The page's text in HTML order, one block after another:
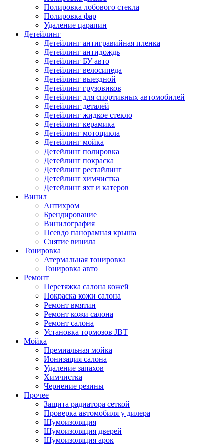
Полировка лобового стекла
Полировка фар
Удаление царапин
Детейлинг
Детейлинг антигравийная пленка
Детейлинг антидождь
Детейлинг БУ авто
Детейлинг велосипеда
Детейлинг выездной
Детейлинг грузовиков
Детейлинг для спортивных автомобилей
Детейлинг деталей
Детейлинг жидкое стекло
Детейлинг керамика
Детейлинг мотоцикла
Детейлинг мойка
Детейлинг полировка
Детейлинг покраска
Детейлинг рестайлинг
Детейлинг химчистка
Детейлинг яхт и катеров
Винил
Антихром
Брендирование
Винилография
Псевдо панорамная крыша
Снятие винила
Тонировка
Атермальная тонировка
Тонировка авто
Ремонт
Перетяжка салона кожей
Покраска кожи салона
Ремонт вмятин
Ремонт кожи салона
Ремонт салона
Установка тормозов JBT
Мойка
Премиальная мойка
Ионизация салона
Удаление запахов
Химчистка
Чернение резины
Прочее
Защита радиатора сеткой
Проверка автомобиля у дилера
Шумоизоляция
Шумоизоляция дверей
Шумоизоляция арок